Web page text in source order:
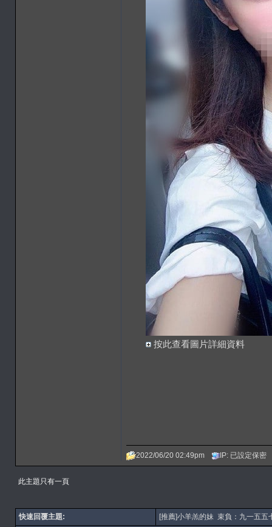
按此查看圖片詳細資料
2022/06/20 02:49pm IP: 已設定保密
此主題只有一頁
快速回覆主題:
[推薦]小羊羔的妹 束負：九一五五